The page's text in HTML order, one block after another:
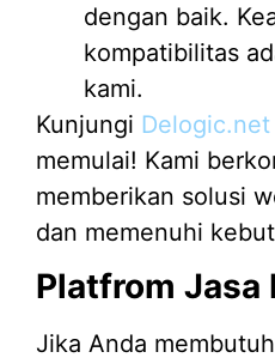
dengan baik.
kompatibilitas
kami.
Kunjungi Delogic.net
memulai! Kami
memberikan solusi
dan memenuhi
Platfrom
Jika Anda